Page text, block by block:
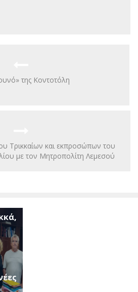
της Κοντοτόλη
Τρικκαίων και εκπροσώπων του
με τον Μητροπολίτη Λεμεσού